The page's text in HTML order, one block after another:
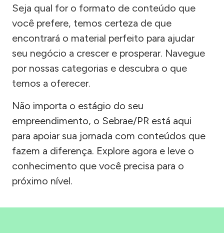
Seja qual for o formato de conteúdo que
você prefere, temos certeza de que
encontrará o material perfeito para ajudar
seu negócio a crescer e prosperar. Navegue
por nossas categorias e descubra o que
temos a oferecer.
Não importa o estágio do seu
empreendimento, o Sebrae/PR está aqui
para apoiar sua jornada com conteúdos que
fazem a diferença. Explore agora e leve o
conhecimento que você precisa para o
próximo nível.